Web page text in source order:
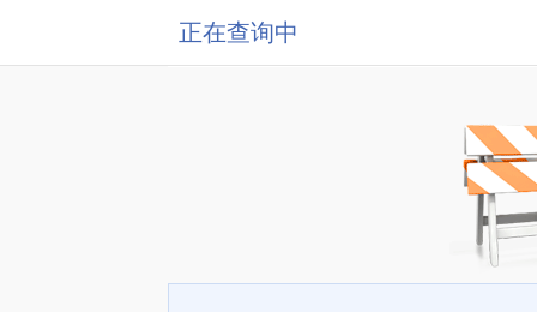
正在查询中